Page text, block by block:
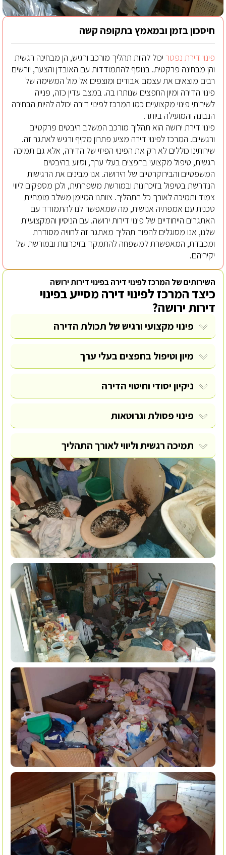
חיסכון בזמן ובמאמץ בתקופה קשה
פינוי דירת נפטר יכול להיות תהליך מורכב ורגיש, הן מבחינה רגשית
והן מבחינה פרקטית. בנוסף להתמודדות עם האובדן והצער, יורשים
רבים מוצאים את עצמם אבודים ומוצפים אל מול המשימה של
פינוי הדירה ומיון החפצים שנותרו בה. במצב עדין כזה, פנייה
לשירותי פינוי מקצועיים כמו המרכז לפינוי דירה יכולה להיות הבחירה
הנבונה והמועילה ביותר.
פינוי דירת ירושה הוא תהליך מורכב המשלב היבטים פרקטיים
ורגשיים. המרכז לפינוי דירה מציע פתרון מקיף ורגיש לאתגר זה.
שירותינו כוללים לא רק את הפינוי הפיזי של הדירה, אלא גם תמיכה
רגשית, טיפול מקצועי בחפצים בעלי ערך, וסיוע בהיבטים
המשפטיים והבירוקרטיים של הירושה. אנו מבינים את הרגישות
הנדרשת בטיפול בזיכרונות ובמורשת משפחתית, ולכן מספקים ליווי
צמוד ותמיכה לאורך כל התהליך. צוותנו המיומן משלב מומחיות
טכנית עם אמפתיה אנושית, מה שמאפשר לנו להתמודד עם
האתגרים הייחודיים של פינוי דירות ירושה. עם הניסיון והמקצועיות
שלנו, אנו מסוגלים להפוך תהליך מאתגר זה לחוויה מסודרת
ומכבדת, המאפשרת למשפחה להתמקד בזיכרונות ובמורשת של
יקיריהם.
השירותים של המרכז לפינוי דירה בפינוי דירות ירושה
כיצד המרכז לפינוי דירה מסייע בפינוי
דירות ירושה?
פינוי מקצועי ורגיש של תכולת הדירה
מיון וטיפול בחפצים בעלי ערך
ניקיון יסודי וחיטוי הדירה
פינוי פסולתוגרוטאות
תמיכה רגשית וליווי לאורך התהליך